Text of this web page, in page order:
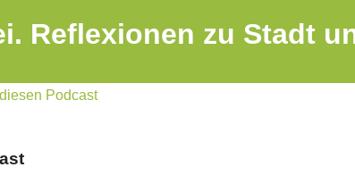
Reflexionen zu Stadt
Podcast